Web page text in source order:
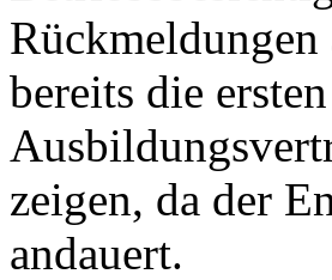
bereits die
zeigen, da der
andauert.